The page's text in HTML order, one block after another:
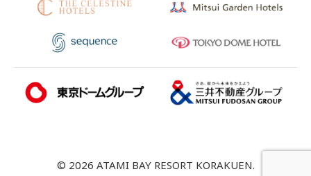
© 2026 ATAMI BAY RESORT KORAKUEN.